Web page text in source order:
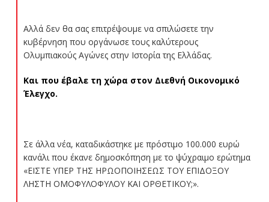
Αλλά δεν θα σας επιτρέψουμε να σπιλώσετε την
κυβέρνηση που οργάνωσε τους καλύτερους
Ολυμπιακούς Αγώνες στην Ιστορία της Ελλάδας.
Και που έβαλε τη χώρα στον Διεθνή Οικονομικό
Έλεγχο.
Σε άλλα νέα, καταδικάστηκε με πρόστιμο 100.000 ευρώ
κανάλι που έκανε δημοσκόπηση με το ψύχραιμο ερώτημα
«ΕΙΣΤΕ ΥΠΕΡ ΤΗΣ ΗΡΩΟΠΟΙΗΣΕΩΣ ΤΟΥ ΕΠΙΔΟΞΟΥ
ΛΗΣΤΗ ΟΜΟΦΥΛΟΦΥΛΟΥ ΚΑΙ ΟΡΘΕΤΙΚΟΥ;».